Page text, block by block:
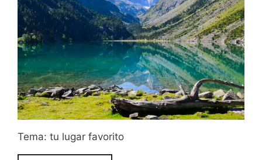
Tema: tu lugar favorito